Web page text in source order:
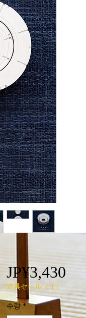
JP¥3,430가
격
道具セール（イ）
수량 *